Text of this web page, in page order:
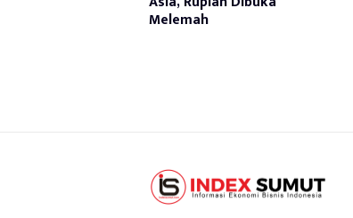
Melemah